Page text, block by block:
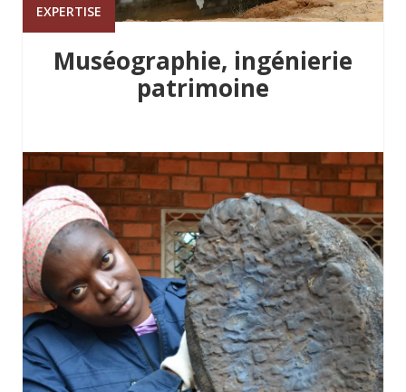
EXPERTISE
Muséographie, ingénierie
patrimoine